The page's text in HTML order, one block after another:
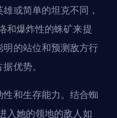
或简单的坦克不同，
和爆炸性的蛛矿来提
的站位和预测敌方行
优势。
和生存能力。结合蜘
入她的领地的敌人如